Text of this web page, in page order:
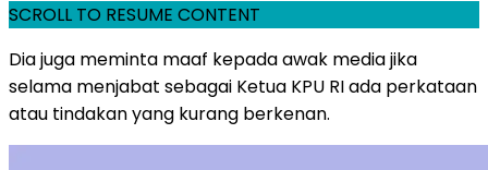
SCROLL TO RESUME CONTENT
Dia juga meminta maaf kepada awak media jika
selama menjabat sebagai Ketua KPU RI ada perkataan
atau tindakan yang kurang berkenan.